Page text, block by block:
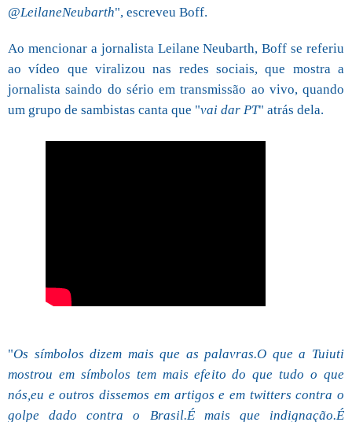
@LeilaneNeubarth", escreveu Boff.
Ao mencionar a jornalista Leilane Neubarth, Boff se referiu
ao vídeo que viralizou nas redes sociais, que mostra a
jornalista saindo do sério em transmissão ao vivo, quando
um grupo de sambistas canta que "vai dar PT" atrás dela.
"Os símbolos dizem mais que as palavras.O que a Tuiuti
mostrou em símbolos tem mais efeito do que tudo o que
nós,eu e outros dissemos em artigos e em twitters contra o
golpe dado contra o Brasil.É mais que indignação.É